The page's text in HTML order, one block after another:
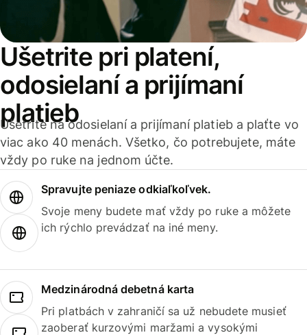
Ušetrite pri platení,
odosielaní a prijímaní
platieb
Ušetrite na odosielaní a prijímaní platieb a plaťte vo
viac ako 40 menách. Všetko, čo potrebujete, máte
vždy po ruke na jednom účte.
Spravujte peniaze odkiaľkoľvek.
Svoje meny budete mať vždy po ruke a môžete
ich rýchlo prevádzať na iné meny.
Medzinárodná debetná karta
Pri platbách v zahraničí sa už nebudete musieť
zaoberať kurzovými maržami a vysokými